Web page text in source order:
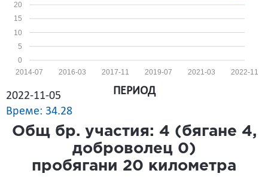
0
5
10
15
20
2022-11
2021-03
2019-07
2017-11
2016-03
2014-07
2022-11-05
Време: 34.28
ПЕРИОД
Общ бр. участия: 4 (бягане 4,
доброволец 0)
пробягани 20 километра